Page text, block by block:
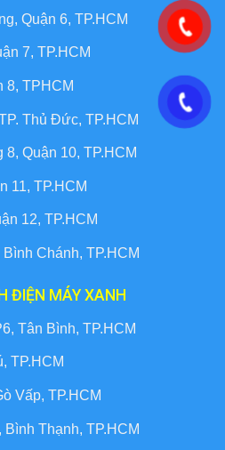
Quận 6, TP.HCM
7, TP.HCM
8, TPHCM
Thủ Đức, TP.HCM
Quận 10, TP.HCM
11, TP.HCM
12, TP.HCM
Chánh, TP.HCM
ĐIỆN MÁY XANH
Tân Bình, TP.HCM
TP.HCM
Vấp, TP.HCM
Thạnh, TP.HCM